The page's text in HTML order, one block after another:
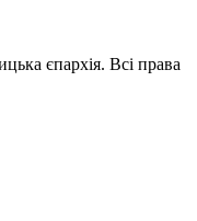
єпархія. Всі права